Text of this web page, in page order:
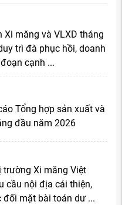
Xi măng và VLXD tháng
trì đà phục hồi, doanh
cạnh ...
Tổng hợp sản xuất và
đầu năm 2026
trường Xi măng Việt
cầu nội địa cải thiện,
đối mặt bài toán dư ...